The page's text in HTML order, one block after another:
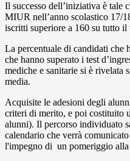
Il successo dell’iniziativa è tale
MIUR nell’anno scolastico 17/
iscritti superiore a 160 su tutto
La percentuale di candidati che
che hanno superato i test
mediche e sanitarie si è rivelata
media.
Acquisite le adesioni degli
criteri di merito, e poi costituito
alunni). Il percorso individuato
calendario che verrà
l'impegno di un pomeriggio alla